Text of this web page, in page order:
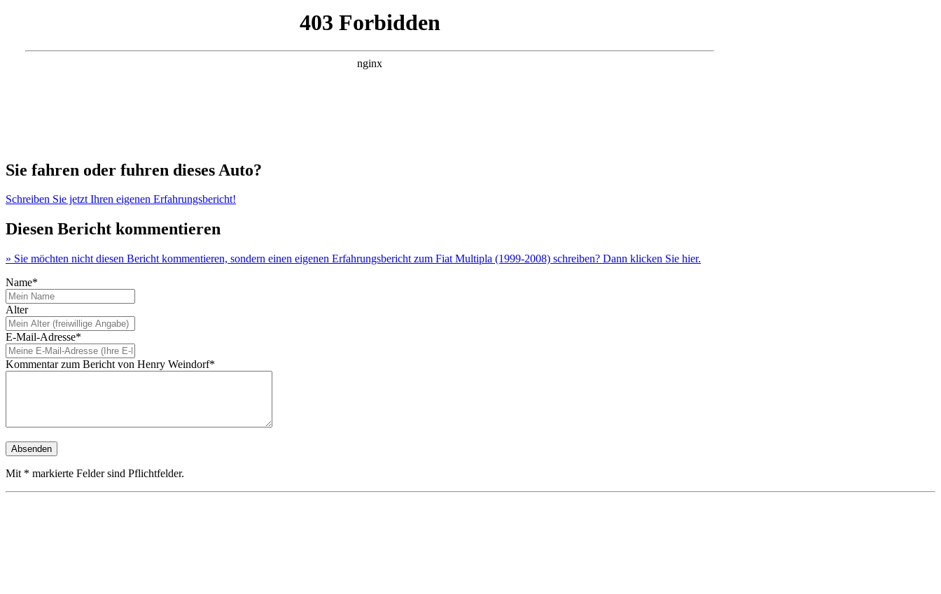
Sie fahren oder fuhren dieses Auto?
Schreiben Sie jetzt Ihren eigenen Erfahrungsbericht!
Diesen Bericht kommentieren
» Sie möchten nicht diesen Bericht kommentieren, sondern einen eigenen Erfahrungsbericht zum Fiat Multipla (1999-2008) schreiben? Dann klicken Sie hier.
Name*
Alter
E-Mail-Adresse*
Kommentar zum Bericht von Henry Weindorf*
Mit * markierte Felder sind Pflichtfelder.